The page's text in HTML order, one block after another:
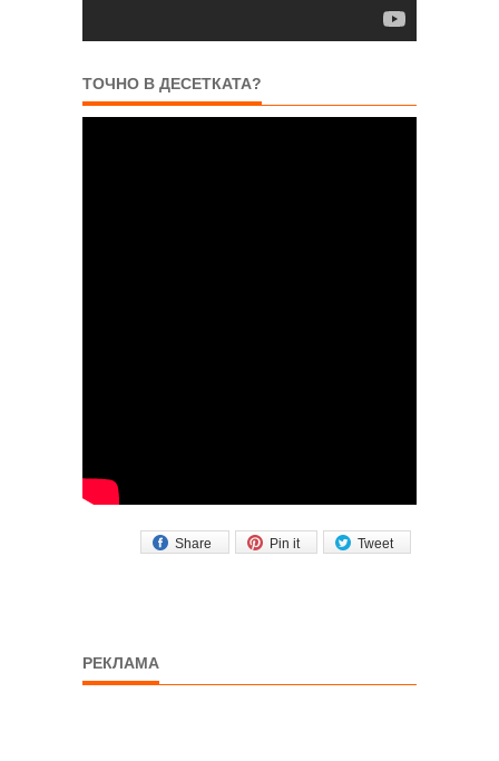
ТОЧНО В ДЕСЕТКАТА?
Tweet
Pin it
Share
РЕКЛАМА